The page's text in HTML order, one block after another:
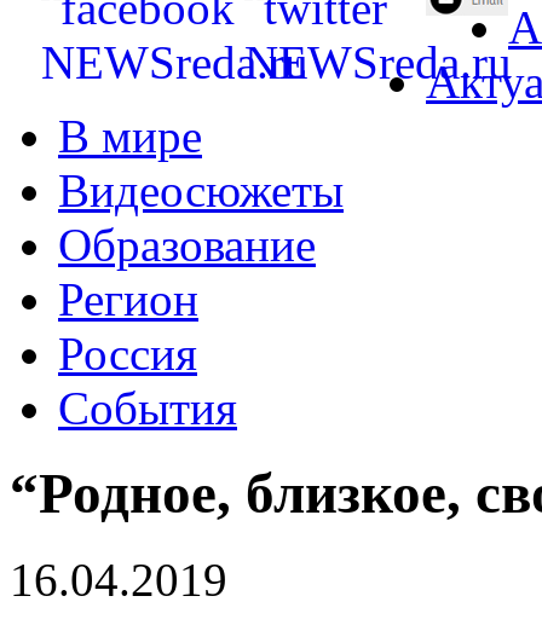
В мире
Видеосюжеты
Образование
Регион
Россия
События
“Родное, близкое,
16.04.2019